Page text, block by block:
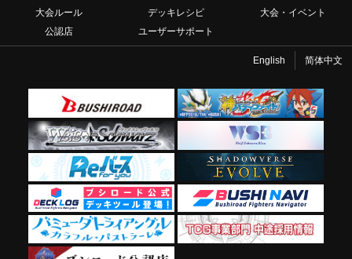
大会ルール
デッキレシピ
大会・イベント
公認店
ユーザーサポート
English 简体中文